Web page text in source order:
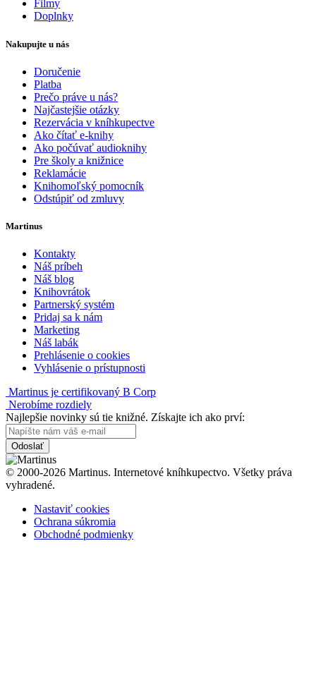
Filmy
Doplnky
Nakupujte u nás
Doručenie
Platba
Prečo práve u nás?
Najčastejšie otázky
Rezervácia v kníhkupectve
Ako čítať e-knihy
Ako počúvať audioknihy
Pre školy a knižnice
Reklamácie
Knihomoľský pomocník
Odstúpiť od zmluvy
Martinus
Kontakty
Náš príbeh
Náš blog
Knihovrátok
Partnerský systém
Pridaj sa k nám
Marketing
Náš labák
Prehlásenie o cookies
Vyhlásenie o prístupnosti
Martinus je certifikovaný B Corp
Nerobíme rozdiely
Najlepšie novinky sú tie knižné. Získajte ich ako prví:
Odoslať
© 2000-2026 Martinus. Internetové kníhkupectvo. Všetky práva
vyhradené.
Nastaviť cookies
Ochrana súkromia
Obchodné podmienky